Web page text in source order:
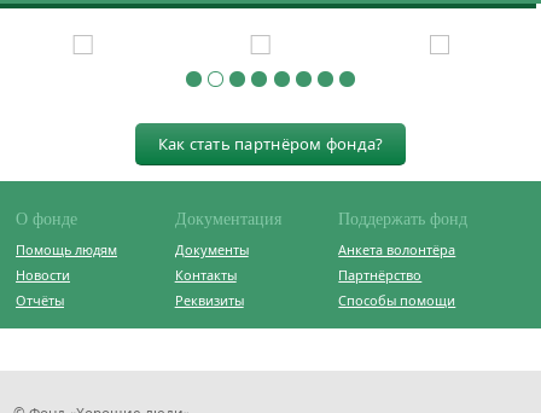
Как стать партнёром фонда?
О фонде
Помощь людям
Новости
Отчёты
Документация
Документы
Контакты
Реквизиты
Поддержать фонд
Анкета волонтёра
Партнёрство
Способы помощи